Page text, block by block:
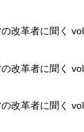
の改革者に聞く
改革者に聞く
の改革者に聞く